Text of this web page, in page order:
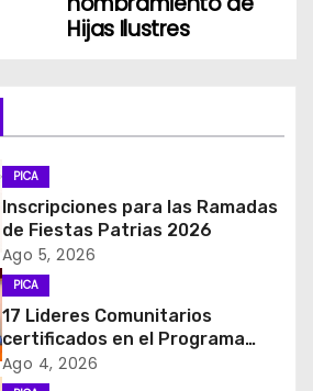
Hijas Ilustres
PICA
Inscripciones para las Ramadas
de Fiestas Patrias 2026
Ago 5, 2026
PICA
17 Lideres Comunitarios
certificados en el Programa
MÁS AMA
Ago 4, 2026